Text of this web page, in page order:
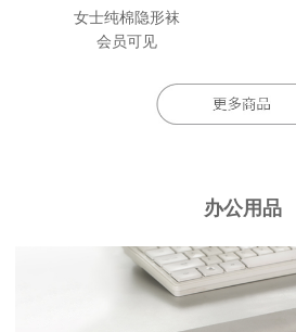
女士纯棉隐形袜
会员可见
办公用品